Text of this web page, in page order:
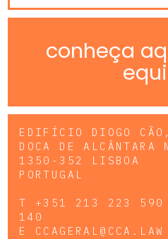
conheça
EDIFÍCIO DIOGO CÃO,
DOCA DE ALCÂNTARA
1350-352 LISBOA
PORTUGAL
T +351 213 223
140
E CCAGERAL@CCA.LAW